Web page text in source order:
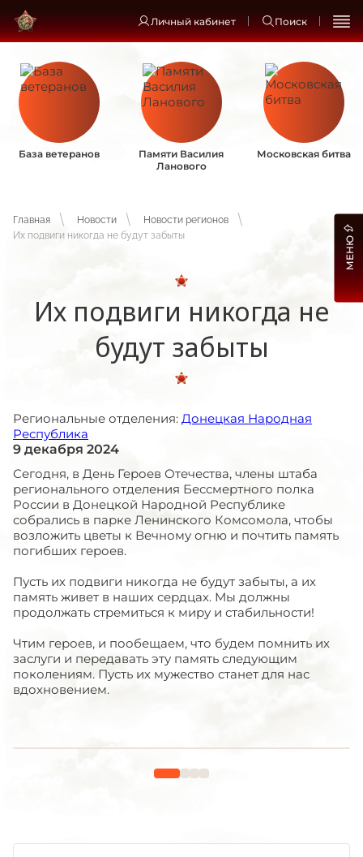
Личный кабинет Поиск
База ветеранов
Памяти Василия
Ланового
Московская битва
Главная Новости
Новости регионов
Их подвиги никогда не будут забыты
Их подвиги никогда не
будут забыты
Региональные отделения: Донецкая Народная
Республика
9 декабря 2024
Сегодня, в День Героев Отечества, члены штаба
регионального отделения Бессмертного полка
России в Донецкой Народной Республике
собрались в парке Ленинского Комсомола, чтобы
возложить цветы к Вечному огню и почтить память
погибших героев.
Пусть их подвиги никогда не будут забыты, а их
память живет в наших сердцах. Мы должны
продолжать стремиться к миру и стабильности!
Чтим героев, и пообещаем, что будем помнить их
заслуги и передавать эту память следующим
поколениям. Пусть их мужество станет для нас
вдохновением.
МЕНЮ